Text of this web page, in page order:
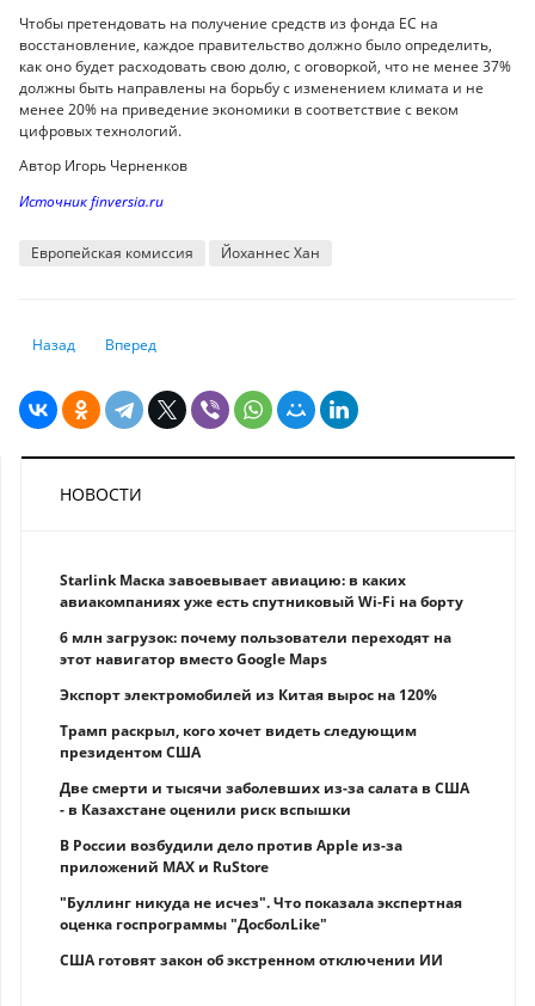
Чтобы претендовать на получение средств из фонда ЕС на
восстановление, каждое правительство должно было определить,
как оно будет расходовать свою долю, с оговоркой, что не менее 37%
должны быть направлены на борьбу с изменением климата и не
менее 20% на приведение экономики в соответствие с веком
цифровых технологий.
Автор Игорь Черненков
Источник finversia.ru
Европейская комиссия Йоханнес Хан
Предыдущий: В ЕБРР рассказали, для каких экономик штамм "дельта"
Назад Следующий: Женщины сильнее пострадали от пандемии
Вперед
НОВОСТИ
Starlink Маска завоевывает авиацию: в каких
авиакомпаниях уже есть спутниковый Wi-Fi на борту
6 млн загрузок: почему пользователи переходят на
этот навигатор вместо Google Maps
Экспорт электромобилей из Китая вырос на 120%
Трамп раскрыл, кого хочет видеть следующим
президентом США
Две смерти и тысячи заболевших из-за салата в США
- в Казахстане оценили риск вспышки
В России возбудили дело против Apple из-за
приложений MAX и RuStore
"Буллинг никуда не исчез". Что показала экспертная
оценка госпрограммы "ДосболLike"
США готовят закон об экстренном отключении ИИ